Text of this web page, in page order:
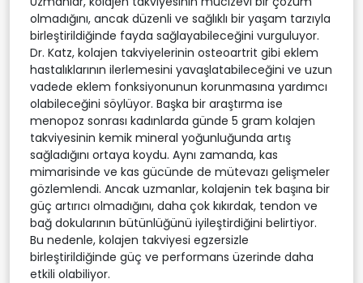
olmadığını, ancak düzenli ve sağlıklı bir yaşam tarzıyla
birleştirildiğinde fayda sağlayabileceğini vurguluyor.
Dr. Katz, kolajen takviyelerinin osteoartrit gibi eklem
hastalıklarının ilerlemesini yavaşlatabileceğini ve uzun
vadede eklem fonksiyonunun korunmasına yardımcı
olabileceğini söylüyor. Başka bir araştırma ise
menopoz sonrası kadınlarda günde 5 gram kolajen
takviyesinin kemik mineral yoğunluğunda artış
sağladığını ortaya koydu. Aynı zamanda, kas
mimarisinde ve kas gücünde de mütevazı gelişmeler
gözlemlendi. Ancak uzmanlar, kolajenin tek başına bir
güç artırıcı olmadığını, daha çok kıkırdak, tendon ve
bağ dokularının bütünlüğünü iyileştirdiğini belirtiyor.
Bu nedenle, kolajen takviyesi egzersizle
birleştirildiğinde güç ve performans üzerinde daha
etkili olabiliyor.